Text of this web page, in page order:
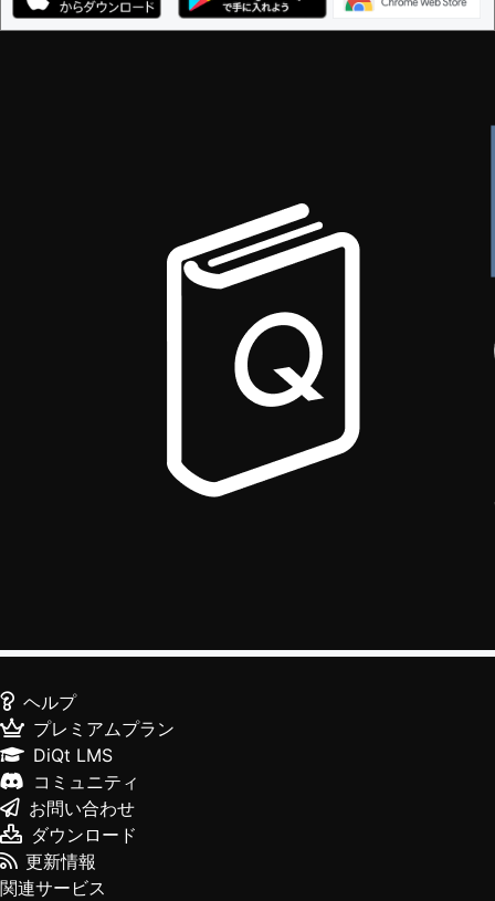
ヘルプ
プレミアムプラン
DiQt LMS
コミュニティ
お問い合わせ
ダウンロード
更新情報
関連サービス